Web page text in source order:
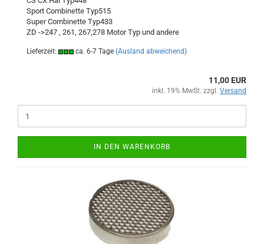
Sport Combinette Typ515
Super Combinette Typ433
ZD ->247 , 261, 267,278 Motor Typ und andere
Lieferzeit: ca. 6-7 Tage (Ausland abweichend)
11,00 EUR
inkl. 19% MwSt. zzgl. Versand
IN DEN WARENKORB